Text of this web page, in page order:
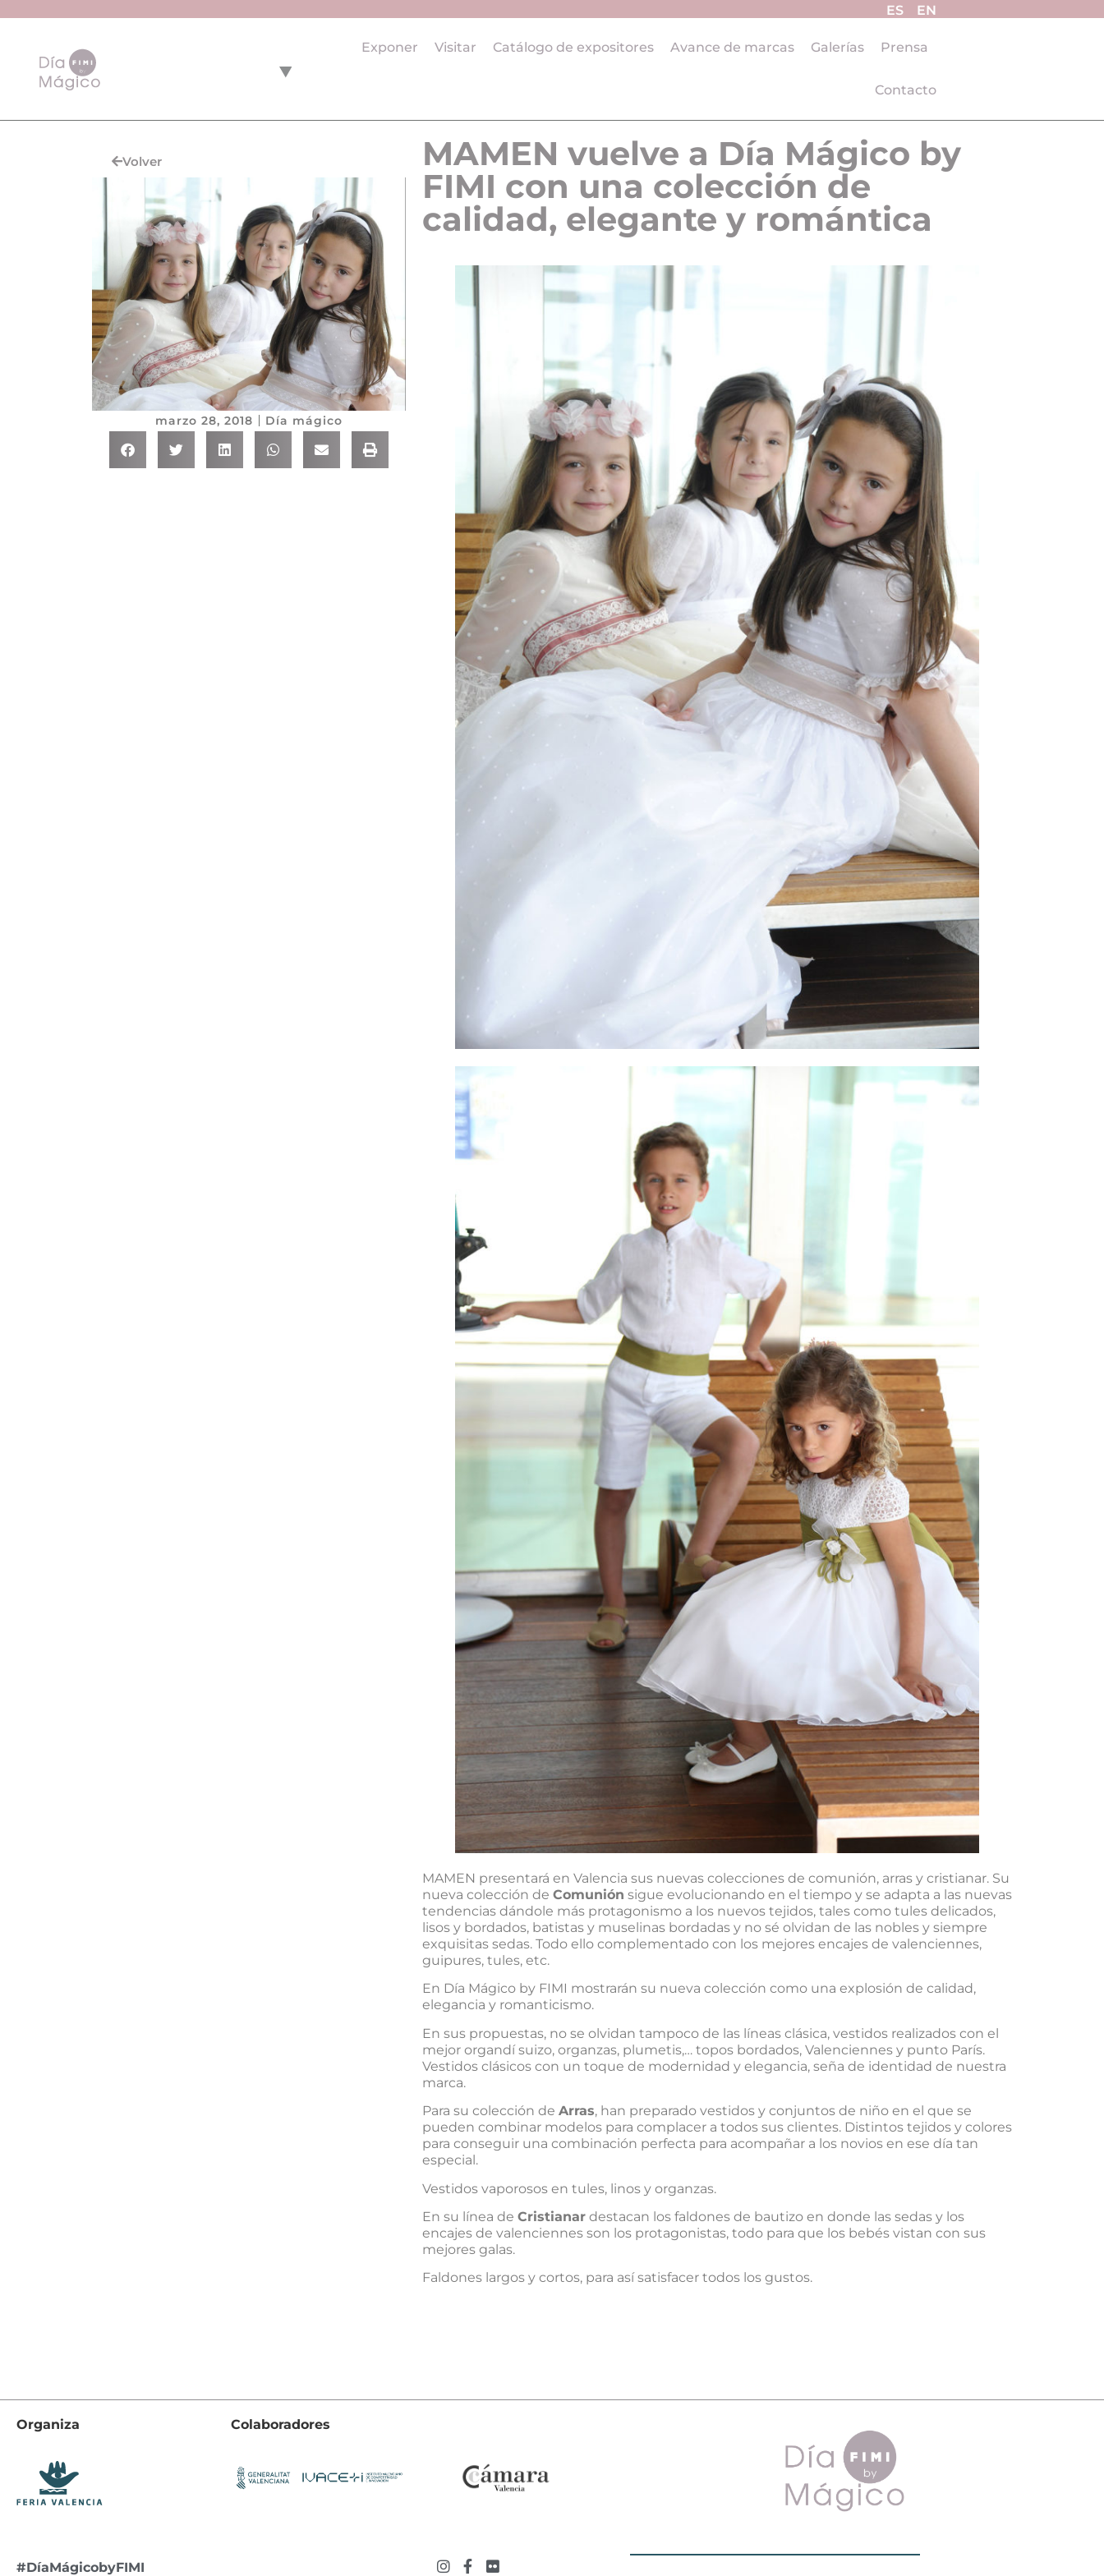
ES EN
Exponer Visitar Catálogo de expositores Avance de marcas Galerías Prensa
Contacto
Volver
marzo 28, 2018 Día mágico
MAMEN vuelve a Día Mágico by
FIMI con una colección de
calidad, elegante y romántica
MAMEN presentará en Valencia sus nuevas colecciones de comunión, arras y cristianar. Su
nueva colección de Comunión sigue evolucionando en el tiempo y se adapta a las nuevas
tendencias dándole más protagonismo a los nuevos tejidos, tales como tules delicados,
lisos y bordados, batistas y muselinas bordadas y no sé olvidan de las nobles y siempre
exquisitas sedas. Todo ello complementado con los mejores encajes de valenciennes,
guipures, tules, etc.
En Día Mágico by FIMI mostrarán su nueva colección como una explosión de calidad,
elegancia y romanticismo.
En sus propuestas, no se olvidan tampoco de las líneas clásica, vestidos realizados con el
mejor organdí suizo, organzas, plumetis,… topos bordados, Valenciennes y punto París.
Vestidos clásicos con un toque de modernidad y elegancia, seña de identidad de nuestra
marca.
Para su colección de Arras, han preparado vestidos y conjuntos de niño en el que se
pueden combinar modelos para complacer a todos sus clientes. Distintos tejidos y colores
para conseguir una combinación perfecta para acompañar a los novios en ese día tan
especial.
Vestidos vaporosos en tules, linos y organzas.
En su línea de Cristianardestacan los faldones de bautizo en donde las sedas y los
encajes de valenciennes son los protagonistas, todo para que los bebés vistan con sus
mejores galas.
Faldones largos y cortos, para así satisfacer todos los gustos.
Organiza Colaboradores
#DíaMágicobyFIMI